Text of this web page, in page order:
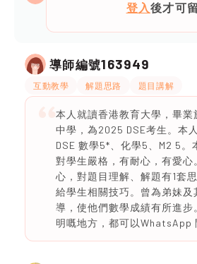
登入後才可
導師編號163949
互動教學 解題思路 題目講解
本人就讀香港教育大學，畢業
中學，為2025 DSE考生。本
DSE 數學5*、化學5、M2 5。
對學生嚴格，有耐心，有愛心
心，對題目理解、解題有1套
給學生相關技巧。曾為弟妹及
導，使他們數學成績有所進步
明嘅地方，都可以WhatsApp